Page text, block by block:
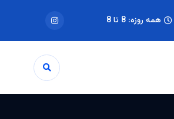
همه روزه: 8 تا 8